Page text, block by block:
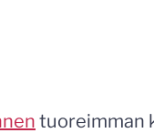
tuoreimman